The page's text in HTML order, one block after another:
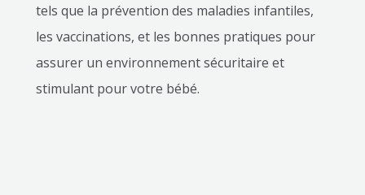
tels que la prévention des maladies infantiles,
les vaccinations, et les bonnes pratiques pour
assurer un environnement sécuritaire et
stimulant pour votre bébé.